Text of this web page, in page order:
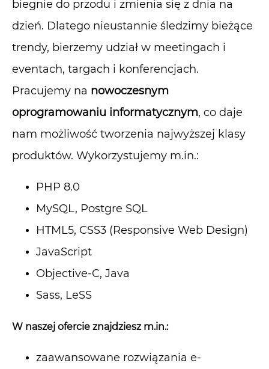
biegnie do przodu i zmienia się z dnia na
dzień. Dlatego nieustannie śledzimy bieżące
trendy, bierzemy udział w meetingach i
eventach, targach i konferencjach.
Pracujemy na nowoczesnym
oprogramowaniu informatycznym, co daje
nam możliwość tworzenia najwyższej klasy
produktów. Wykorzystujemy m.in.:
PHP 8.0
MySQL, Postgre SQL
HTML5, CSS3 (Responsive Web Design)
JavaScript
Objective-C, Java
Sass, LeSS
W naszej ofercie znajdziesz m.in.:
zaawansowane rozwiązania e-